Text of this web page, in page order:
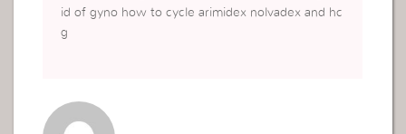
id of gyno how to cycle arimidex nolvadex and hc
g